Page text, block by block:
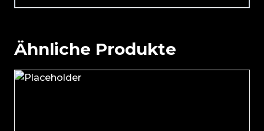
Ähnliche Produkte